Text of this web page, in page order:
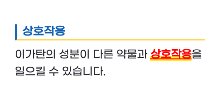
상호작용
이가탄의 성분이 다른 약물과 상호작용을
일으킬 수 있습니다.